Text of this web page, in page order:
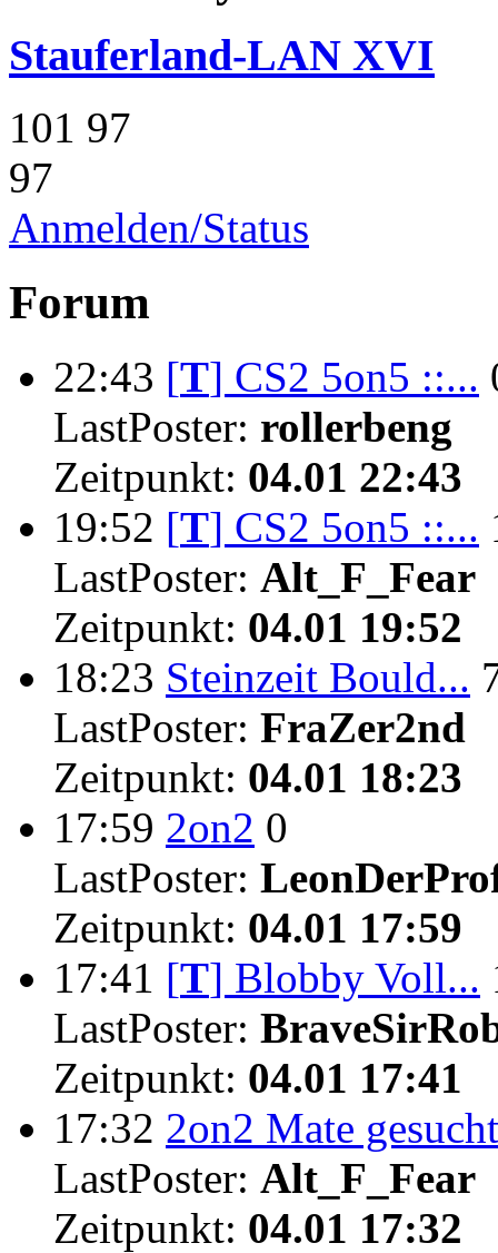
Stauferland-LAN XVI
101 97
97
Anmelden/Status
Forum
22:43 [T] CS2 5on5 ::...
LastPoster: rollerbeng
Zeitpunkt: 04.01 22:43
19:52 [T] CS2 5on5 ::...
LastPoster: Alt_F_Fear
Zeitpunkt: 04.01 19:52
18:23 Steinzeit Bould...
LastPoster: FraZer2nd
Zeitpunkt: 04.01 18:23
17:59 2on2 0
LastPoster:
Zeitpunkt: 04.01 17:59
17:41 [T] Blobby Voll...
LastPoster:
Zeitpunkt: 04.01 17:41
17:32 2on2 Mate gesucht
LastPoster: Alt_F_Fear
Zeitpunkt: 04.01 17:32